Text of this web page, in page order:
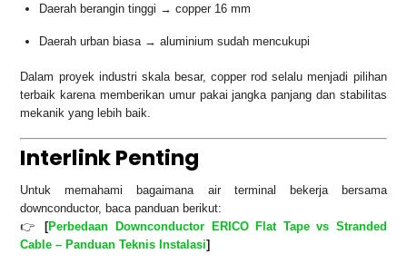
Daerah berangin tinggi → copper 16 mm
Daerah urban biasa → aluminium sudah mencukupi
Dalam proyek industri skala besar, copper rod selalu menjadi pilihan
terbaik karena memberikan umur pakai jangka panjang dan stabilitas
mekanik yang lebih baik.
Interlink Penting
Untuk memahami bagaimana air terminal bekerja bersama
downconductor, baca panduan berikut:
👉[Perbedaan Downconductor ERICO Flat Tape vs Stranded
Cable – Panduan Teknis Instalasi]